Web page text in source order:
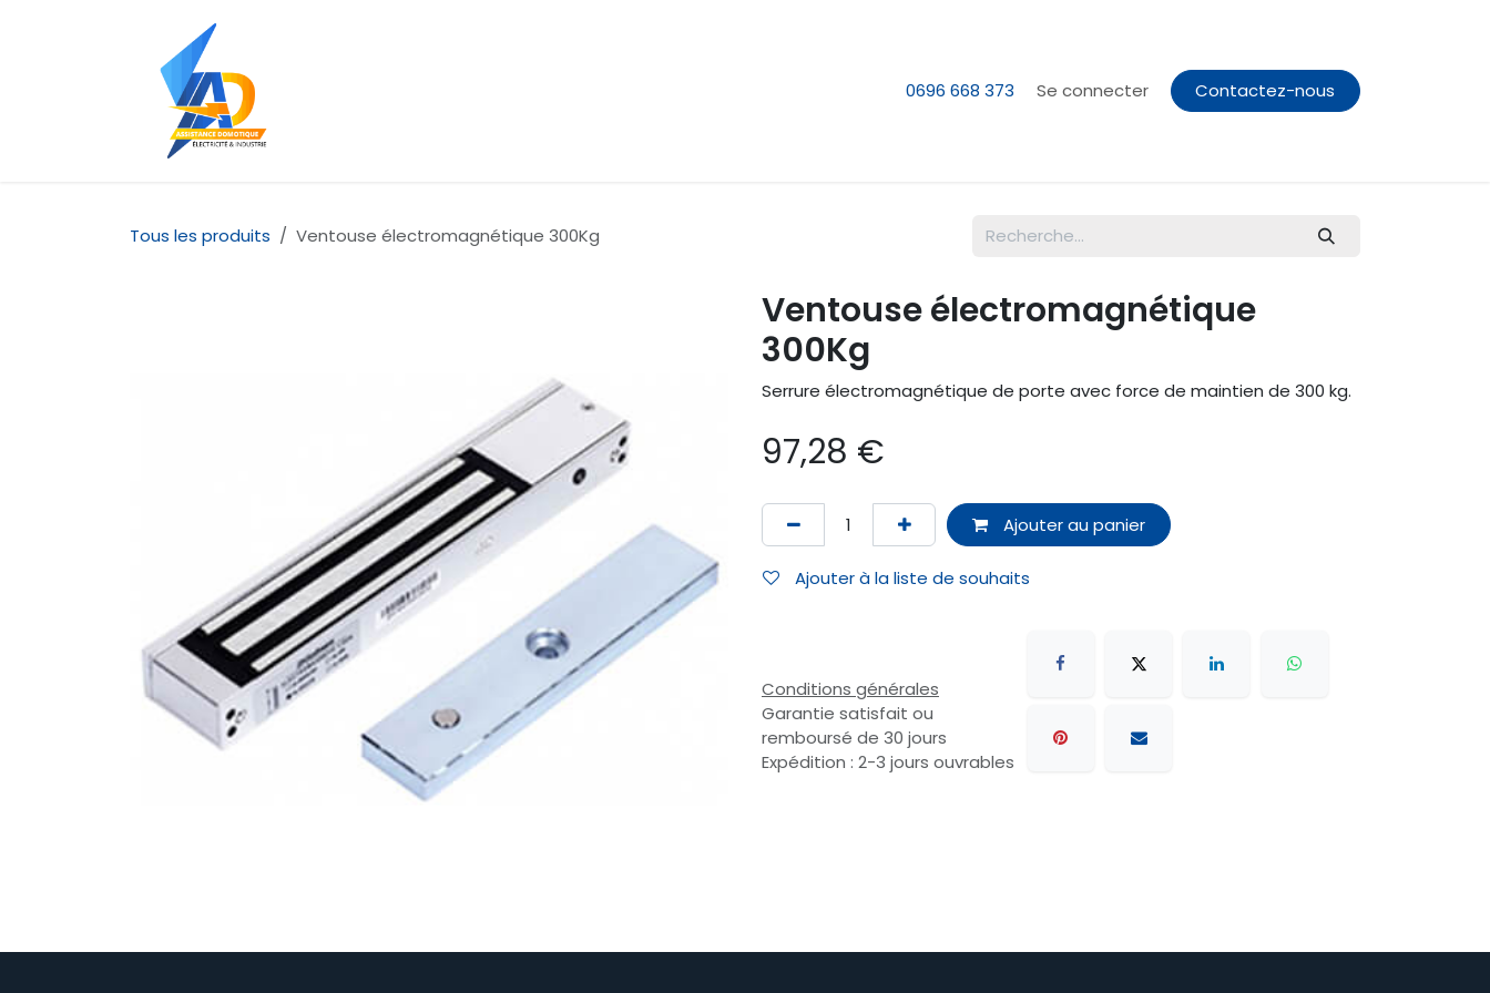
0696 668 373 Se connecter Contactez-nous
Tous les produits Ventouse électromagnétique 300Kg
Ventouse électromagnétique
300Kg
Serrure électromagnétique de porte avec force de maintien de 300 kg.
97,28 €
Ajouter au panier
Ajouter à la liste de souhaits
Conditions générales
Garantie satisfait ou
remboursé de 30 jours
Expédition : 2-3 jours ouvrables